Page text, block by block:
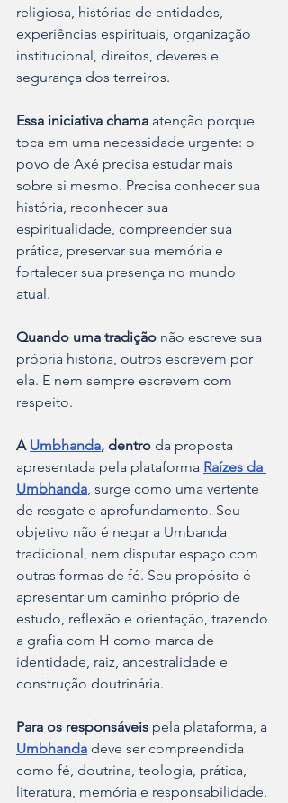
religiosa, histórias de entidades,
experiências espirituais, organização
institucional, direitos, deveres e
segurança dos terreiros.
Essa iniciativa chama atenção porque
toca em uma necessidade urgente: o
povo de Axé precisa estudar mais
sobre si mesmo. Precisa conhecer sua
história, reconhecer sua
espiritualidade, compreender sua
prática, preservar sua memória e
fortalecer sua presença no mundo
atual.
Quando uma tradição não escreve sua
própria história, outros escrevem por
ela. E nem sempre escrevem com
respeito.
A Umbhanda, dentro da proposta
apresentada pela plataforma Raízes da
Umbhanda, surge como uma vertente
de resgate e aprofundamento. Seu
objetivo não é negar a Umbanda
tradicional, nem disputar espaço com
outras formas de fé. Seu propósito é
apresentar um caminho próprio de
estudo, reflexão e orientação, trazendo
a grafia com H como marca de
identidade, raiz, ancestralidade e
construção doutrinária.
Para os responsáveis pela plataforma, a
Umbhanda deve ser compreendida
como fé, doutrina, teologia, prática,
literatura, memória e responsabilidade.